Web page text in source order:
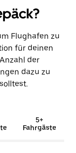
Flughafen zu
für deinen
der
dazu zu
5+
Fahrgäste